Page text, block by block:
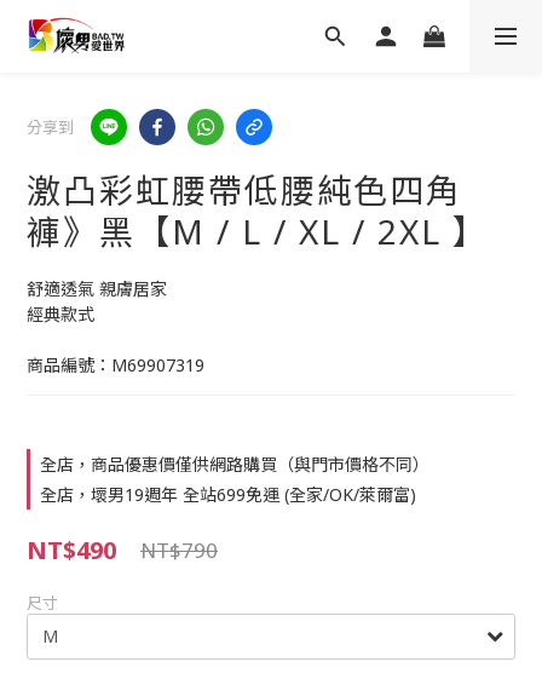
分享到
激凸彩虹腰帶低腰純色四角
褲》黑【M / L / XL / 2XL 】
舒適透氣 親膚居家
經典款式
商品編號：M69907319
全店，商品優惠價僅供網路購買（與門市價格不同）
全店，壞男19週年 全站699免運 (全家/OK/萊爾富)
NT$490 NT$790
尺寸